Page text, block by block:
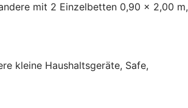
mit 2 Einzelbetten 0,90 x 2,00 m,
kleine Haushaltsgeräte, Safe,